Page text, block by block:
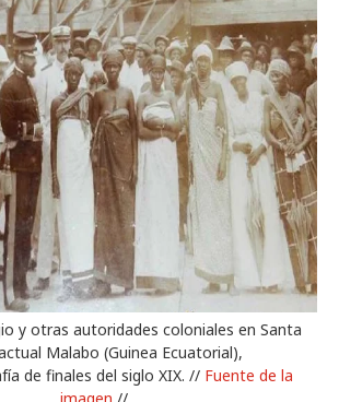
y otras autoridades coloniales en Santa
Malabo (Guinea Ecuatorial),
de finales del siglo XIX. // Fuente de la